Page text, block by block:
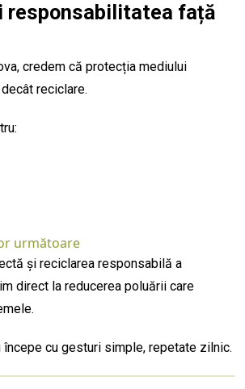
responsabilitatea față
credem că protecția mediului
reciclare.
următoare
și reciclarea responsabilă a
direct la reducerea poluării care
începe cu gesturi simple, repetate zilnic.